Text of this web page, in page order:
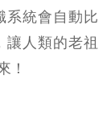
系統會自動比
讓人類的老祖
！